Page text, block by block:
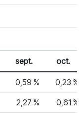
sept. oct.
0,59 % 0,23 %
2,27 % 0,61 %